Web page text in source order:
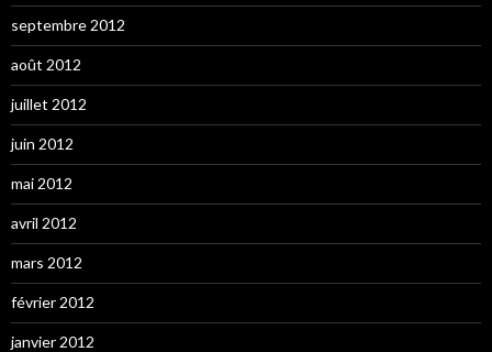
septembre 2012
août 2012
juillet 2012
juin 2012
mai 2012
avril 2012
mars 2012
février 2012
janvier 2012